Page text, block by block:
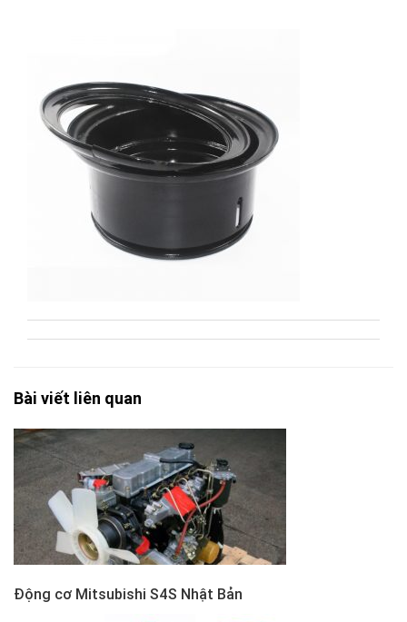
Bài viết liên quan
Động cơ Mitsubishi S4S Nhật Bản